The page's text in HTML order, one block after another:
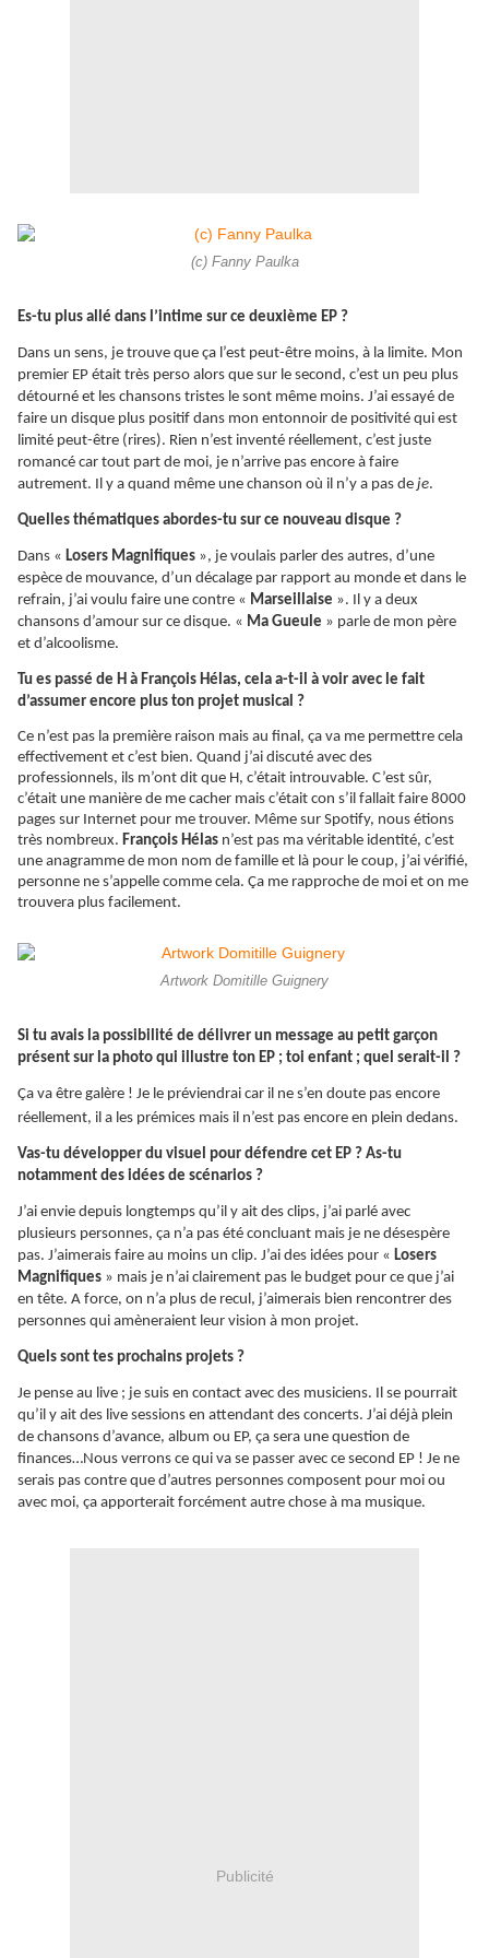
(c) Fanny Paulka
Es-tu plus allé dans l’intime sur ce deuxième EP ?
Dans un sens, je trouve que ça l’est peut-être moins, à la limite. Mon
premier EP était très perso alors que sur le second, c’est un peu plus
détourné et les chansons tristes le sont même moins. J’ai essayé de
faire un disque plus positif dans mon entonnoir de positivité qui est
limité peut-être (rires). Rien n’est inventé réellement, c’est juste
romancé car tout part de moi, je n’arrive pas encore à faire
autrement. Il y a quand même une chanson où il n’y a pas de je.
Quelles thématiques abordes-tu sur ce nouveau disque ?
Dans « Losers Magnifiques », je voulais parler des autres, d’une
espèce de mouvance, d’un décalage par rapport au monde et dans le
refrain, j’ai voulu faire une contre « Marseillaise ». Il y a deux
chansons d’amour sur ce disque. « Ma Gueule » parle de mon père
et d’alcoolisme.
Tu es passé de H à François Hélas, cela a-t-il à voir avec le fait
d’assumer encore plus ton projet musical ?
Ce n’est pas la première raison mais au final, ça va me permettre cela
effectivement et c’est bien. Quand j’ai discuté avec des
professionnels, ils m’ont dit que H, c’était introuvable. C’est sûr,
c’était une manière de me cacher mais c’était con s’il fallait faire 8000
pages sur Internet pour me trouver. Même sur Spotify, nous étions
très nombreux. François Hélas n’est pas ma véritable identité, c’est
une anagramme de mon nom de famille et là pour le coup, j’ai vérifié,
personne ne s’appelle comme cela. Ça me rapproche de moi et on me
trouvera plus facilement.
Artwork Domitille Guignery
Si tu avais la possibilité de délivrer un message au petit garçon
présent sur la photo qui illustre ton EP ; toi enfant ; quel serait-il ?
Ça va être galère ! Je le préviendrai car il ne s’en doute pas encore
réellement, il a les prémices mais il n’est pas encore en plein dedans.
Vas-tu développer du visuel pour défendre cet EP ? As-tu
notamment des idées de scénarios ?
J’ai envie depuis longtemps qu’il y ait des clips, j’ai parlé avec
plusieurs personnes, ça n’a pas été concluant mais je ne désespère
pas. J’aimerais faire au moins un clip. J’ai des idées pour « Losers
Magnifiques » mais je n’ai clairement pas le budget pour ce que j’ai
en tête. A force, on n’a plus de recul, j’aimerais bien rencontrer des
personnes qui amèneraient leur vision à mon projet.
Quels sont tes prochains projets ?
Je pense au live ; je suis en contact avec des musiciens. Il se pourrait
qu’il y ait des live sessions en attendant des concerts. J’ai déjà plein
de chansons d’avance, album ou EP, ça sera une question de
finances…Nous verrons ce qui va se passer avec ce second EP ! Je ne
serais pas contre que d’autres personnes composent pour moi ou
avec moi, ça apporterait forcément autre chose à ma musique.
Publicité